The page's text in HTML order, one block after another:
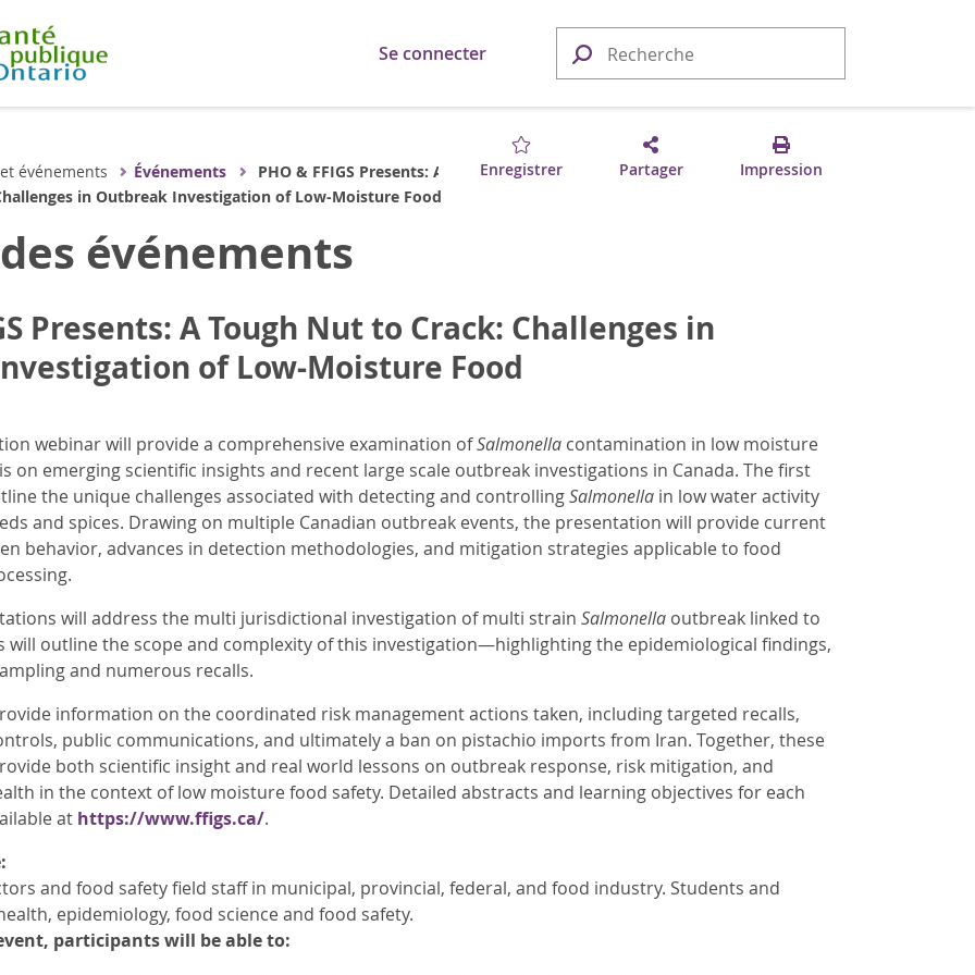
Se connecter
Enregistrer Partager Impression
événements Événements
PHO & FFIGS Presents: A
in Outbreak Investigation of Low-Moisture Food
événements
Presents: A Tough Nut to Crack: Challenges in
of Low-Moisture Food
webinar will provide a comprehensive examination ofSalmonellacontamination in low moisture
on emerging scientific insights and recent large scale outbreak investigations in Canada. The first
the unique challenges associated with detecting and controllingSalmonella in low water activity
and spices. Drawing on multiple Canadian outbreak events, the presentation will provide current
behavior, advances in detection methodologies, and mitigation strategies applicable to food
will address the multi jurisdictional investigation of multi strain Salmonella outbreak linked to
will outline the scope and complexity of this investigation—highlighting the epidemiological findings,
and numerous recalls.
information on the coordinated risk management actions taken, including targeted recalls,
public communications, and ultimately a ban on pistachio imports from Iran. Together, these
both scientific insight and real world lessons on outbreak response, risk mitigation, and
in the context of low moisture food safety. Detailed abstracts and learning objectives for each
at https://www.ffigs.ca/.
and food safety field staff in municipal, provincial, federal, and food industry. Students and
epidemiology, food science and food safety.
participants will be able to: